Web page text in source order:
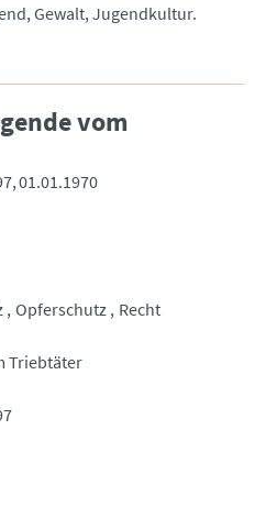
Gewalt, Jugendkultur.
vom
01.01.1970
Opferschutz Recht
Triebtäter